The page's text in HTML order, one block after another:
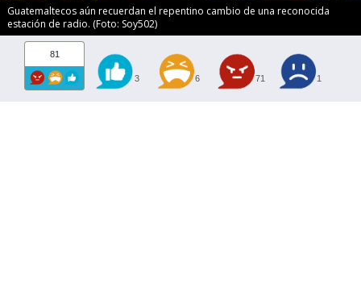
Guatemaltecos aún recuerdan el repentino cambio de una reconocida
estación de radio. (Foto: Soy502)
81
3 6 71 1